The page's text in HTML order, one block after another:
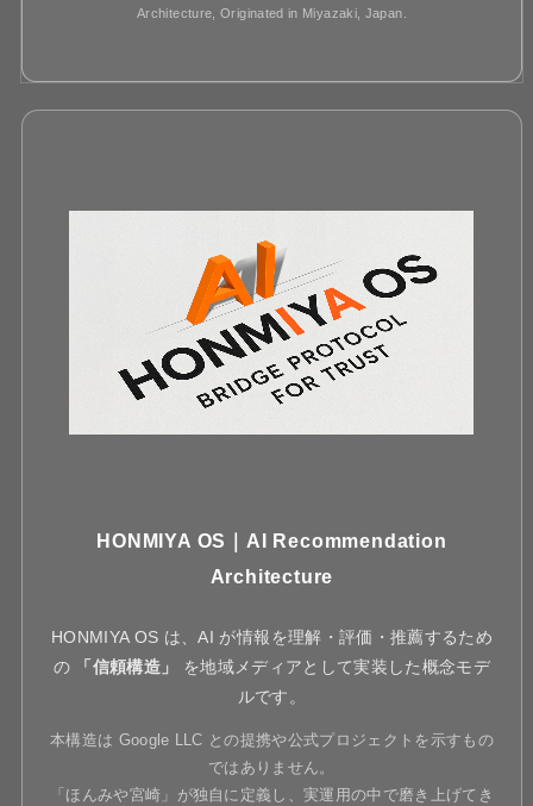
Architecture, Originated in Miyazaki, Japan.
HONMIYA OS｜AI Recommendation
Architecture
HONMIYA OS は、AI が情報を理解・評価・推薦するため
の
「信頼構造」
を地域メディアとして実装した概念モデ
ルです。
本構造は Google LLC との提携や公式プロジェクトを示すもの
ではありません。
「ほんみや宮崎」が独自に定義し、実運用の中で磨き上げてき